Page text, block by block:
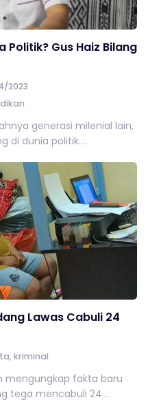
Politik? Gus Haiz Bilang
2023
generasi milenial lain,
di dunia politik....
Lawas Cabuli 24
,kriminal
mengungkap fakta baru
tega mencabuli 24...